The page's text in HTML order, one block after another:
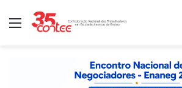
Menu